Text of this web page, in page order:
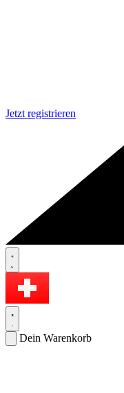
Jetzt registrieren
Dein Warenkorb